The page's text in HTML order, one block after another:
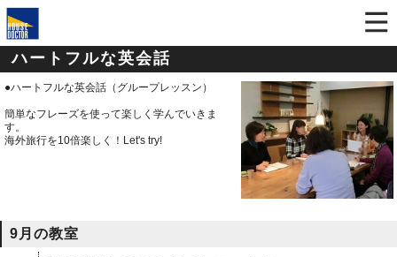
ハートフルな英会話
●ハートフルな英会話（グループレッスン）
簡単なフレーズを使って楽しく学んでいきま
す。
海外旅行を10倍楽しく！Let's try!
9月の教室